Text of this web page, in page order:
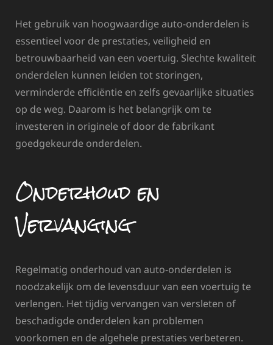
Het gebruik van hoogwaardige auto-onderdelen is
essentieel voor de prestaties, veiligheid en
betrouwbaarheid van een voertuig. Slechte kwaliteit
onderdelen kunnen leiden tot storingen,
verminderde efficiëntie en zelfs gevaarlijke situaties
op de weg. Daarom is het belangrijk om te
investeren in originele of door de fabrikant
goedgekeurde onderdelen.
Onderhoud en
Vervanging
Regelmatig onderhoud van auto-onderdelen is
noodzakelijk om de levensduur van een voertuig te
verlengen. Het tijdig vervangen van versleten of
beschadigde onderdelen kan problemen
voorkomen en de algehele prestaties verbeteren.